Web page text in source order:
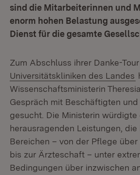
sind die Mitarbeiterinnen und
enorm hohen Belastung
Dienst für die gesamte
Zum Abschluss ihrer Danke-
Universitätskliniken des Landes
Wissenschaftsministerin
Gespräch mit Beschäftigten
gesucht. Die Ministerin würdigte
herausragenden Leistungen, die
Bereichen – von der Pflege
bis zur Ärzteschaft – unter
Bedingungen über inzwischen